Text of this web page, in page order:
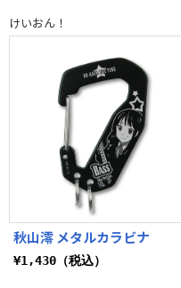
けいおん！
秋山澪 メタルカラビナ
¥1,430（税込）